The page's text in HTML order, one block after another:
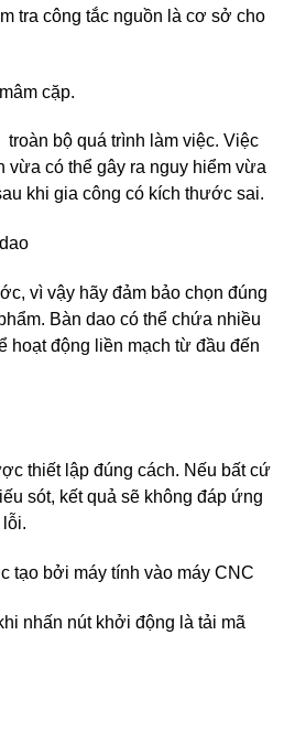
tra công tắc nguồn là cơ sở cho
cặp.
troàn bộ quá trình làm việc. Việc
vừa có thể gây ra nguy hiểm vừa
khi gia công có kích thước sai.
vì vậy hãy đảm bảo chọn đúng
Bàn dao có thể chứa nhiều
hoạt động liền mạch từ đầu đến
thiết lập đúng cách. Nếu bất cứ
sót, kết quả sẽ không đáp ứng
lỗi.
tạo bởi máy tính vào máy CNC
nhấn nút khởi động là tải mã